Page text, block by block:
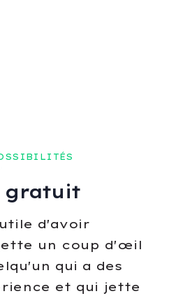
gratuit
d'avoir
un coup d'œil
qui a des
et qui jette